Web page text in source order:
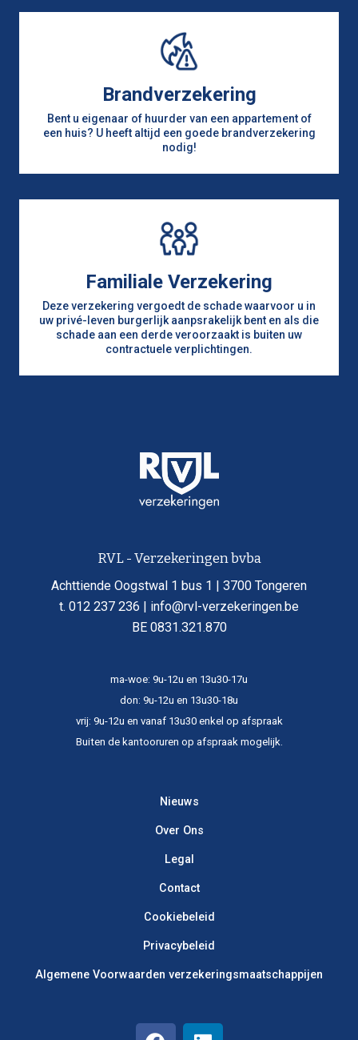
Brandverzekering
Bent u eigenaar of huurder van een appartement of
een huis? U heeft altijd een goede brandverzekering
nodig!
Familiale Verzekering
Deze verzekering vergoedt de schade waarvoor u in
uw privé-leven burgerlijk aanpsrakelijk bent en als die
schade aan een derde veroorzaakt is buiten uw
contractuele verplichtingen.
RVL - Verzekeringen bvba
Achttiende Oogstwal 1 bus 1 | 3700 Tongeren
t. 012 237 236 | info@rvl-verzekeringen.be
BE 0831.321.870
ma-woe: 9u-12u en 13u30-17u
don: 9u-12u en 13u30-18u
vrij: 9u-12u en vanaf 13u30 enkel op afspraak
Buiten de kantooruren op afspraak mogelijk.​
Nieuws
Over Ons
Legal
Contact
Cookiebeleid
Privacybeleid
Algemene Voorwaarden verzekerings­maatschappijen